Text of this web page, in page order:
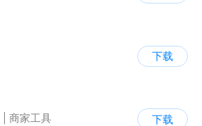
下载
商家工具
下载